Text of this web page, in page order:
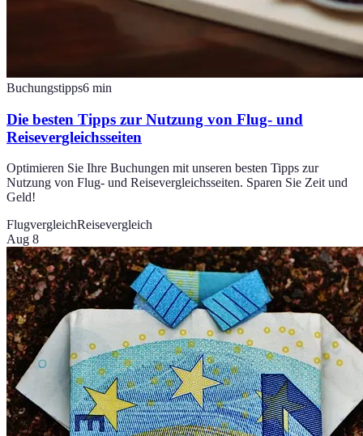
Buchungstipps6 min
Die besten Tipps zur Nutzung von Flug- und
Reisevergleichsseiten
Optimieren Sie Ihre Buchungen mit unseren besten Tipps zur
Nutzung von Flug- und Reisevergleichsseiten. Sparen Sie Zeit und
Geld!
FlugvergleichReisevergleich
Aug 8